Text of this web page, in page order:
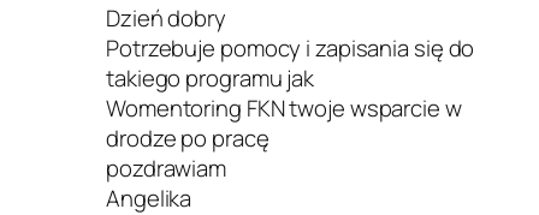
Dzień dobry
Potrzebuje pomocy i zapisania się do
takiego programu jak
Womentoring FKN twoje wsparcie w
drodze po pracę
pozdrawiam
Angelika